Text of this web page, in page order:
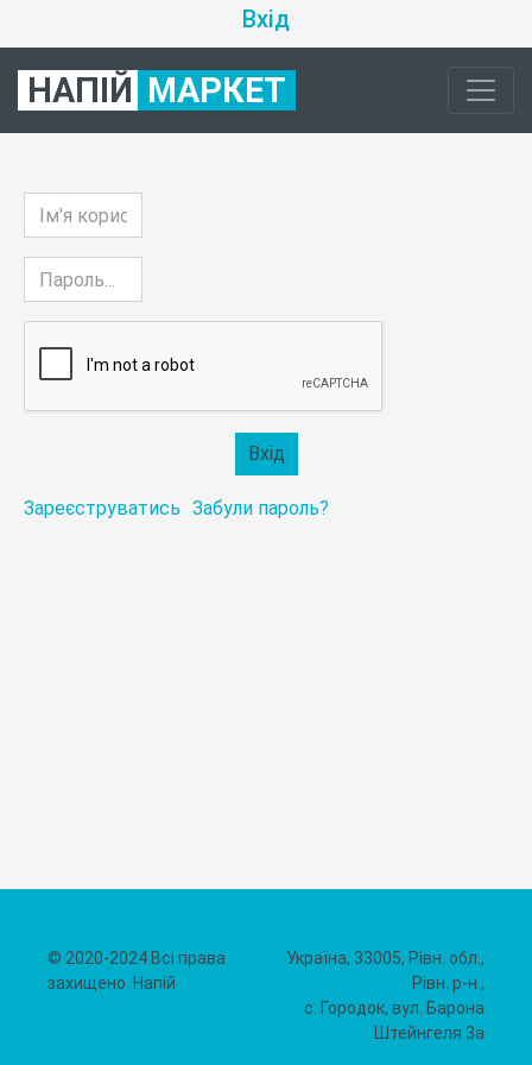
Вхід
НАПІЙ МАРКЕТ
Зареєструватись Забули пароль?
© 2020-2024 Всі права
захищено. Напій
Україна, 33005, Рівн. обл.,
Рівн. р-н.,
с. Городок, вул. Барона
Штейнгеля 3а